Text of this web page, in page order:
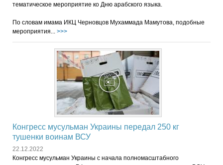
тематическое мероприятие ко Дню арабского языка.
По словам имама ИКЦ Черновцов Мухаммада Мамутова, подобные
мероприятия... >>>
Конгресс мусульман Украины передал 250 кг
тушенки воинам ВСУ
22.12.2022
Конгресс мусульман Украины с начала полномасштабного